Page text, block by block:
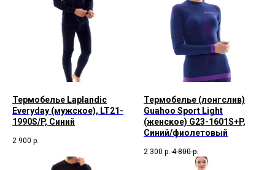
Термобелье Laplandic
Everyday (мужское), LT21-
1990S/P, Синий
2 900 р.
Термобелье (лонгслив)
Guahoo Sport Light
(женское) G23-1601S+P,
Синий/фиолетовый
2 300 р. 4 800 р.